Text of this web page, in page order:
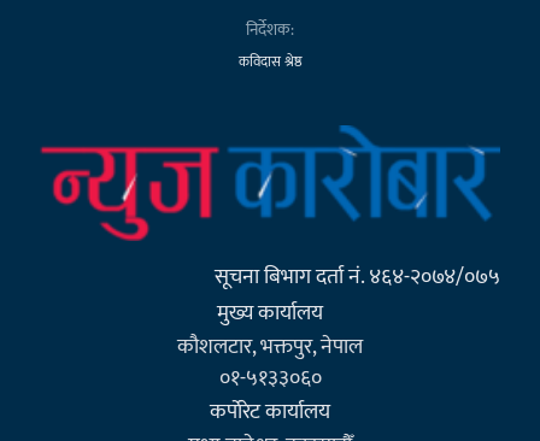
निर्देशक:
कविदास श्रेष्ठ
सूचना बिभाग दर्ता नं. ४६४-२०७४/०७५
मुख्य कार्यालय
कौशलटार, भक्तपुर, नेपाल
०१-५१३३०६०
कर्पाेरेट कार्यालय